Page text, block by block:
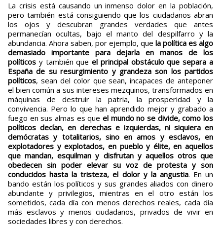
La crisis está causando un inmenso dolor en la población,
pero también está consiguiendo que los ciudadanos abran
los ojos y descubran grandes verdades que antes
permanecían ocultas, bajo el manto del despilfarro y la
abundancia. Ahora saben, por ejemplo, que la política es algo
demasiado importante para dejarla en manos de los
políticos y también queel principal obstáculo que separa a
España de su resurgimiento y grandeza son los partidos
políticos, sean del color que sean, incapaces de anteponer
el bien común a sus intereses mezquinos, transformados en
máquinas de destruir la patria, la prosperidad y la
convivencia. Pero lo que han aprendido mejor y grabado a
fuego en sus almas es que el mundo no se divide, como los
políticos decían, en derechas e izquierdas, ni siquiera en
demócratas y totalitarios, sino en amos y esclavos, en
explotadores y explotados, en pueblo y élite, en aquellos
que mandan, esquilman y disfrutan y aquellos otros que
obedecen sin poder elevar su voz de protesta y son
conducidos hasta la tristeza, el dolor y la angustia. En un
bando están los políticos y sus grandes aliados con dinero
abundante y privilegios, mientras en el otro están los
sometidos, cada día con menos derechos reales, cada día
más esclavos y menos ciudadanos, privados de vivir en
sociedades libres y con derechos.